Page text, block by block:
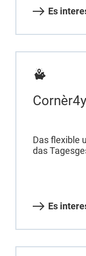
Es
Das flexible
das
Es